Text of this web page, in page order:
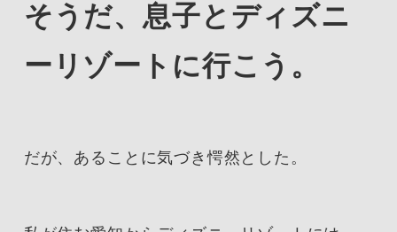
そうだ、息子とディズニ
ーリゾートに行こう。
だが、あることに気づき愕然とした。